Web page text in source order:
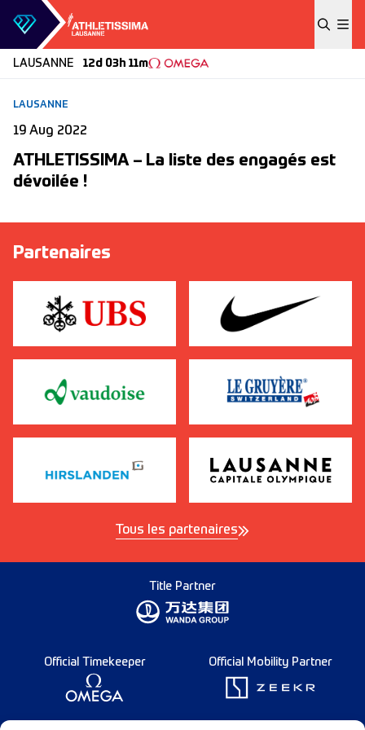
Skip to content
LAUSANNE 12d 03h 11m
LAUSANNE
19 Aug 2022
ATHLETISSIMA – La liste des engagés est
dévoilée !
Partenaires
Tous les partenaires
Title Partner
Official Timekeeper Official Mobility Partner